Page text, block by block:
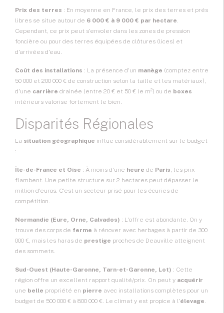
Prix des terres : En moyenne en France, le prix des terres et prés
libres se situe autour de 6 000 € à 9 000 € par hectare.
Cependant, ce prix peut s'envoler dans les zones de pression
foncière ou pour des terres équipées de clôtures (lices) et
d'arrivées d'eau.
Coût des installations : La présence d'un manège (comptez entre
50 000 et 200 000 € de construction selon la taille et les matériaux),
d'une carrière drainée (entre 20 € et 50 € le m²) ou de boxes
intérieurs valorise fortement le bien.
Disparités Régionales
La situation géographique influe considérablement sur le budget
:
Île-de-France et Oise : À moins d'une heure de Paris, les prix
flambent. Une petite structure sur 2 hectares peut dépasser le
million d'euros. C'est un secteur prisé pour les écuries de
compétition.
Normandie (Eure, Orne, Calvados) : L'offre est abondante. On y
trouve des corps de ferme à rénover avec herbages à partir de 300
000 €, mais les haras de prestige proches de Deauville atteignent
des sommets.
Sud-Ouest (Haute-Garonne, Tarn-et-Garonne, Lot) : Cette
région offre un excellent rapport qualité/prix. On peut y acquérir
une belle propriété en pierre avec installations complètes pour un
budget de 500 000 € à 800 000 €. Le climat y est propice à l'élevage.